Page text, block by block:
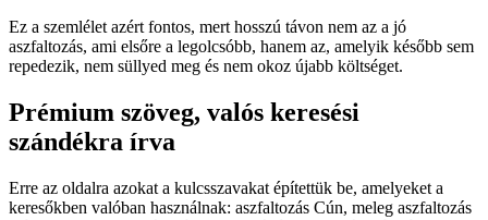
Ez a szemlélet azért fontos, mert hosszú távon nem az a jó
aszfaltozás, ami elsőre a legolcsóbb, hanem az, amelyik később sem
repedezik, nem süllyed meg és nem okoz újabb költséget.
Prémium szöveg, valós keresési
szándékra írva
Erre az oldalra azokat a kulcsszavakat építettük be, amelyeket a
keresőkben valóban használnak: aszfaltozás Cún, meleg aszfaltozás